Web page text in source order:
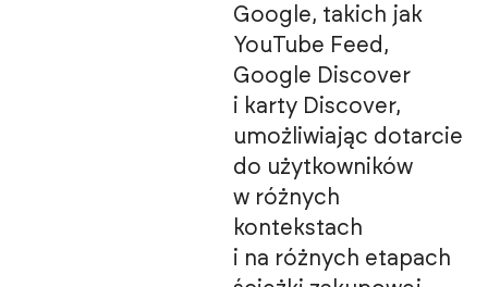
Google, takich jak
YouTube Feed,
Google Discover
i karty Discover,
umożliwiając dotarcie
do użytkowników
w różnych
kontekstach
i na różnych etapach